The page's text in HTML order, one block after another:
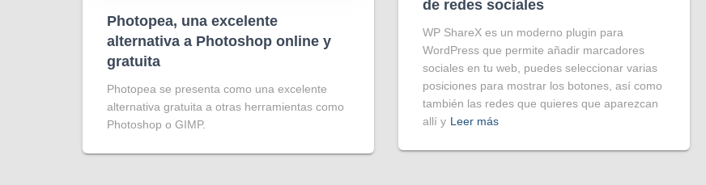
Photopea, una excelente
alternativa a Photoshop online y
gratuita
Photopea se presenta como una excelente
alternativa gratuita a otras herramientas como
Photoshop o GIMP.
de redes sociales
WP ShareX es un moderno plugin para
WordPress que permite añadir marcadores
sociales en tu web, puedes seleccionar varias
posiciones para mostrar los botones, así como
también las redes que quieres que aparezcan
allí y Leer más